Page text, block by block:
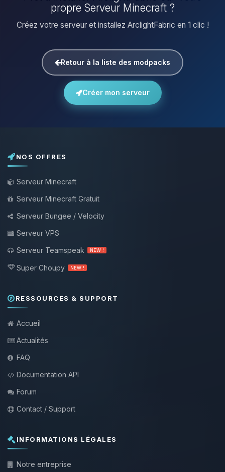
propre Serveur Minecraft ?
Créez votre serveur et installez ArclightFabric en 1 clic !
Retour à la liste des modpacks
Créer mon serveur
NOS OFFRES
Serveur Minecraft
Serveur Minecraft Gratuit
Serveur Bungee / Velocity
Serveur VPS
Serveur Teamspeak
NEW !
Super Choupy NEW !
RESSOURCES & SUPPORT
Accueil
Actualités
FAQ
Documentation API
Forum
Contact / Support
INFORMATIONS LÉGALES
Notre entreprise